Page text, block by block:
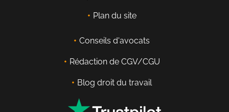
Plan du site
Conseils d'avocats
Rédaction de CGV/CGU
Blog droit du travail